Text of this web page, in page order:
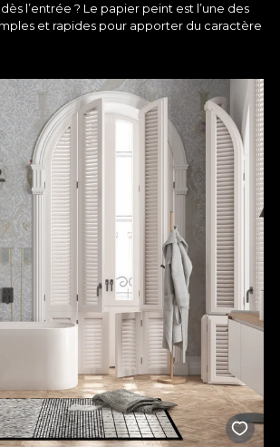
l’entrée ? Le papier peint est l’une des
et rapides pour apporter du caractère
de lourds travaux de
grâce à des modèles inspirés de la
des formes géométriques, des designs
encore — tout pour exprimer pleinement
élégance avec un
personnalisé
vous proposons une large sélection de
vous puissiez choisir les couleurs, les
parfaitement adaptées à votre
à chaque pièce et offrez-lui une
un papier peint sur mesure. Vous
comment il peut transformer
et en faire un lieu où vous aimerez passer
l’atmosphère de votre chambre,